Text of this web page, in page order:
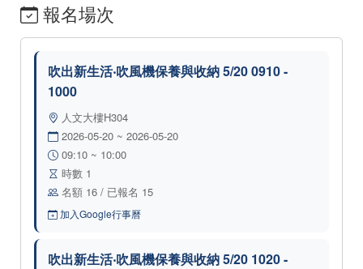
報名場次
吹出新生活‧吹風機保養與收納 5/20 0910 -
1000
人文大樓H304
2026-05-20 ~ 2026-05-20
09:10 ~ 10:00
時數 1
名額 16 / 已報名 15
加入Google行事曆
吹出新生活‧吹風機保養與收納 5/20 1020 -